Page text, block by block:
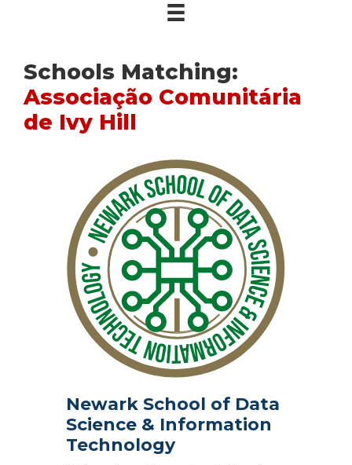
Schools Matching:
Associação Comunitária
de Ivy Hill
Newark School of Data
Science & Information
Technology